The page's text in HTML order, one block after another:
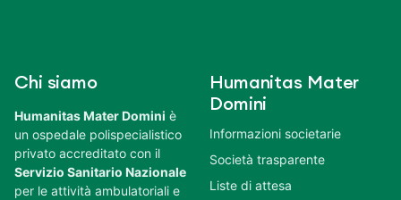
Chi siamo
Humanitas Mater Domini è
un ospedale polispecialistico
privato accreditato con il
Servizio Sanitario Nazionale
per le attività ambulatoriali e
Humanitas Mater
Domini
Informazioni societarie
Società trasparente
Liste di attesa